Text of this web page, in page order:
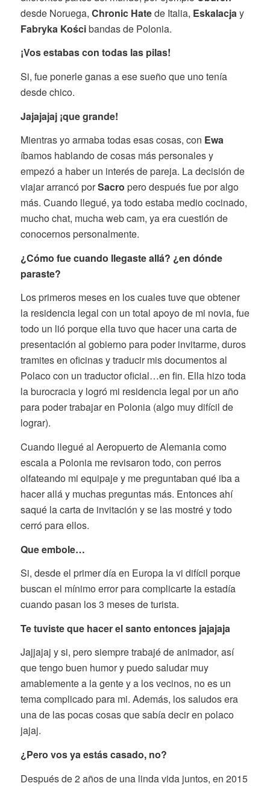
desde Noruega, Chronic Hatede Italia, Eskalacjay
Fabryka Kościbandas de Polonia.
¡Vos estabas con todas las pilas!
Si, fue ponerle ganas a ese sueño que uno tenía
desde chico.
Jajajajaj ¡que grande!
Mientras yo armaba todas esas cosas, con Ewa
íbamos hablando de cosas más personales y
empezó a haber un interés de pareja. La decisión de
viajar arrancó porSacro pero después fue por algo
más. Cuando llegué, ya todo estaba medio cocinado,
mucho chat, mucha web cam, ya era cuestión de
conocernos personalmente.
¿Cómo fue cuando llegaste allá? ¿en dónde
paraste?
Los primeros meses en los cuales tuve que obtener
la residencia legal con un total apoyo de mi novia, fue
todo un lió porque ella tuvo que hacer una carta de
presentación al gobierno para poder invitarme, duros
tramites en oficinas y traducir mis documentos al
Polaco con un traductor oficial…en fin. Ella hizo toda
la burocracia y logró mi residencia legal por un año
para poder trabajar en Polonia (algo muy difícil de
lograr).
Cuando llegué al Aeropuerto de Alemania como
escala a Polonia me revisaron todo, con perros
olfateando mi equipaje y me preguntaban qué iba a
hacer allá y muchas preguntas más. Entonces ahí
saqué la carta de invitación y se las mostré y todo
cerró para ellos.
Que embole…
Si, desde el primer día en Europa la vi difícil porque
buscan el mínimo error para complicarte la estadía
cuando pasan los 3 meses de turista.
Te tuviste que hacer el santo entonces jajajaja
Jajjajaj y si, pero siempre trabajé de animador, así
que tengo buen humor y puedo saludar muy
amablemente a la gente y a los vecinos, no es un
tema complicado para mi. Además, los saludos era
una de las pocas cosas que sabía decir en polaco
jajaj.
¿Pero vos ya estás casado, no?
Después de 2 años de una linda vida juntos, en 2015